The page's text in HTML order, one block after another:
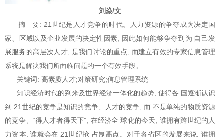
刘焱/文
摘 要: 21世纪是人才竞争的时代。人力资源的争夺成为决定国
家、区域以及企业发展的决定性因素, 因此如何能够争夺到为 自己发
展服务的高层次人才, 是我们讨论的重点, 而建立有效的专家信息管理
系统是解决我们所面临问题的一个有效手段。
关键词: 高素质人才;对策研究;信息管理系统
知识经济时代的到来及世界经济一体化的趋势, 使得各 国逐渐认识
到 21世纪的竞争是知识的竞争、人才的竞争, 而 不是单纯的物质资源
的竞争。“得人才者得天下”, 在经济全 球化的今天, 谁拥有跨世纪的人
力资本, 谁就会在 21世纪抢 占制高点。对于各省区的发展来说, 谁拥